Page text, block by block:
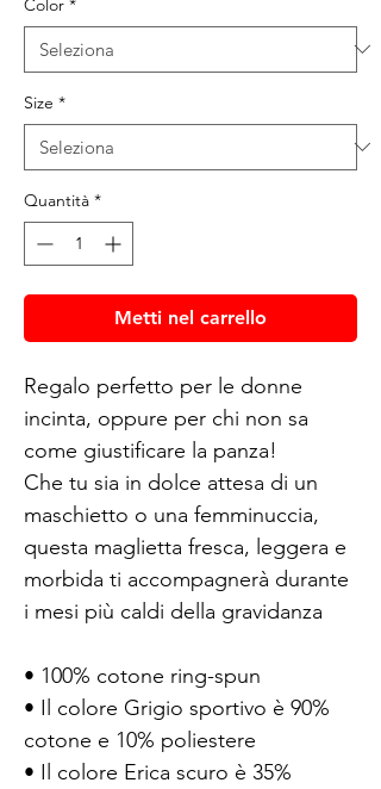
Color *
Size *
Quantità *
Metti nel carrello
Regalo perfetto per le donne
incinta, oppure per chi non sa
come giustificare la panza!
Che tu sia in dolce attesa di un
maschietto o una femminuccia,
questa maglietta fresca, leggera e
morbida ti accompagnerà durante
i mesi più caldi della gravidanza
• 100% cotone ring-spun
• Il colore Grigio sportivo è 90%
cotone e 10% poliestere
• Il colore Erica scuro è 35%